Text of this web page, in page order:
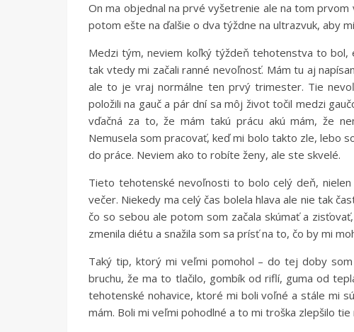
On ma objednal na prvé vyšetrenie ale na tom
potom ešte na ďalšie o dva týždne na ultrazvuk, aby
Medzi tým, neviem koľký týždeň tehotenstva to
tak vtedy mi začali ranné nevoľnosť. Mám tu aj
ale to je vraj normálne ten prvý trimester. Tie
položili na gauč a pár dní sa môj život točil medzi
vďačná za to, že mám takú prácu akú mám, že
Nemusela som pracovať, keď mi bolo takto zle, lebo
do práce. Neviem ako to robíte ženy, ale ste skvelé.
Tieto tehotenské nevoľnosti to bolo celý deň,
večer. Niekedy ma celý čas bolela hlava ale nie tak
čo so sebou ale potom som začala skúmať a
zmenila diétu a snažila som sa prísť na to, čo by mi
Taký tip, ktorý mi veľmi pomohol – do tej doby som
bruchu, že ma to tlačilo, gombík od riflí, guma od
tehotenské nohavice, ktoré mi boli voľné a stále mi
mám. Boli mi veľmi pohodlné a to mi troška zlepšilo tie